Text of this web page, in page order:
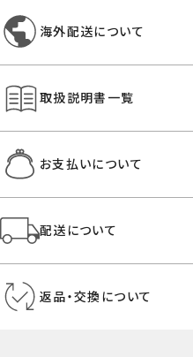
海外配送について
取扱説明書一覧
お支払いについて
配送について
返品・交換について